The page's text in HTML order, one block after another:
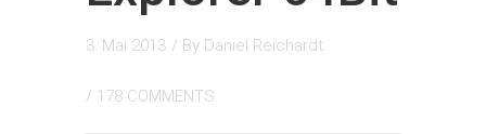
3. Mai 2013 / By Daniel Reichardt
/ 178 COMMENTS